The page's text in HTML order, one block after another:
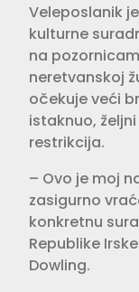
Veleposlanik
kulturne
na
neretvanskoj
očekuje veći
istaknuo,
restrikcija.
– Ovo je moj
zasigurno
konkretnu
Republike
Dowling.